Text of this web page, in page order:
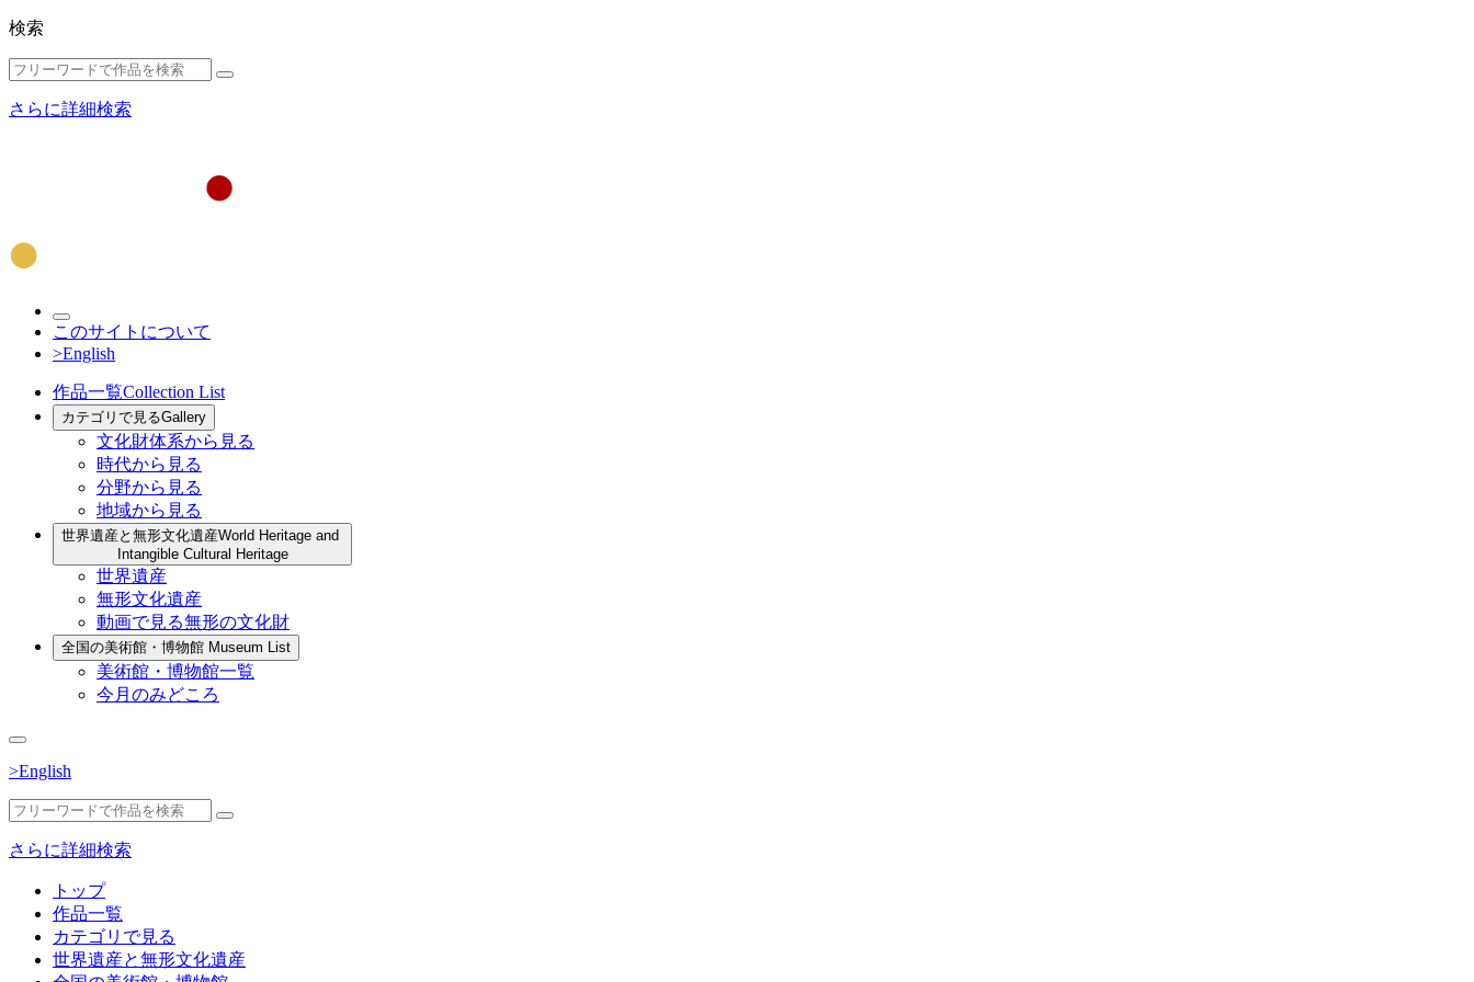
検索
さらに詳細検索
このサイトについて
>English
作品一覧Collection List
カテゴリで見るGallery
文化財体系から見る
時代から見る
分野から見る
地域から見る
世界遺産と無形文化遺産World Heritage and
Intangible Cultural Heritage
世界遺産
無形文化遺産
動画で見る無形の文化財
全国の美術館・博物館 Museum List
美術館・博物館一覧
今月のみどころ
>English
さらに詳細検索
トップ
作品一覧
カテゴリで見る
世界遺産と無形文化遺産